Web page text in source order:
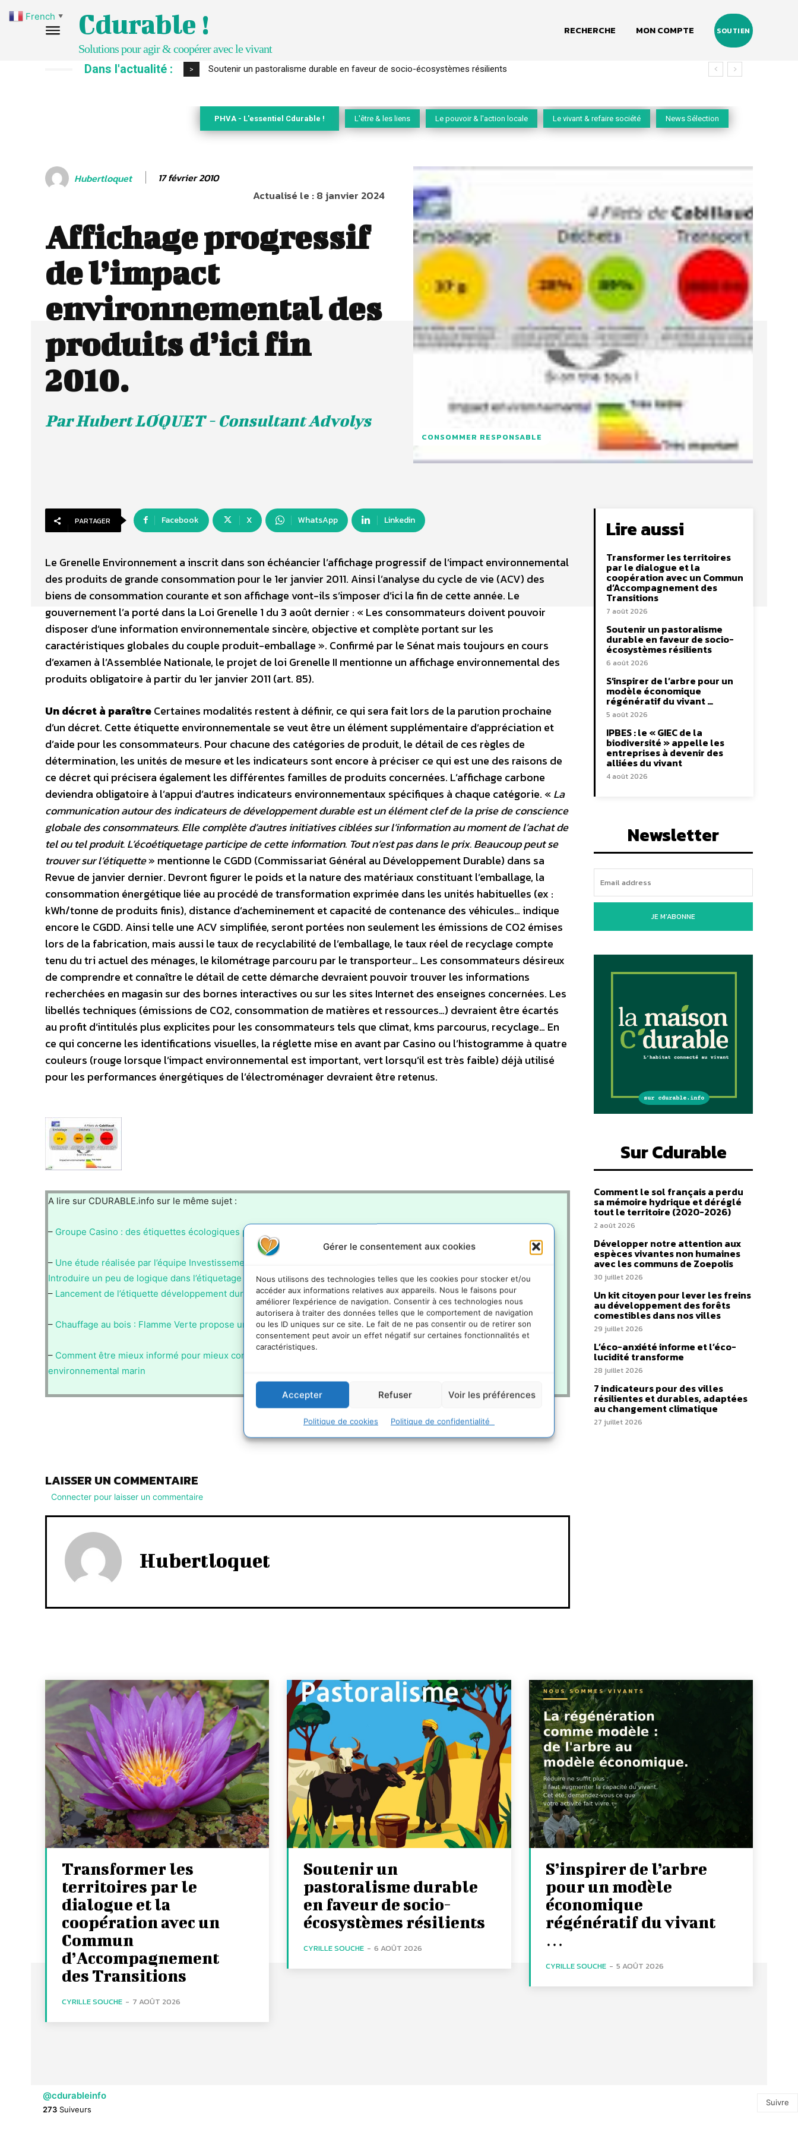
Gérer le consentement aux cookies
Nous utilisons des technologies telles que les cookies pour stocker et/ou
accéder aux informations relatives aux appareils. Nous le faisons pour
améliorer l’expérience de navigation. Consentir à ces technologies nous
autorisera à traiter des données telles que le comportement de navigation
ou les ID uniques sur ce site. Le fait de ne pas consentir ou de retirer son
consentement peut avoir un effet négatif sur certaines fonctionnalités et
caractéristiques.
Accepter Refuser Voir les préférences
Politique de cookies Politique de confidentialité
Cdurable !
Solutions pour agir & coopérer avec le vivant
RECHERCHE MON COMPTE SOUTIEN
Dans l'actualité : > S’inspirer de l’arbre pour un modèle économique régénératif du vivant …
PHVA - L'essentiel Cdurable ! L'être & les liens Le pouvoir & l'action locale Le vivant & refaire société News Sélection
Hubertloquet 17 février 2010
Actualisé le :8 janvier 2024
Affichage progressif
de l’impact
environnemental des
produits d’ici fin
2010.
Par Hubert LOQUET - Consultant Advolys
CONSOMMER RESPONSABLE
PARTAGER Facebook X WhatsApp Linkedin
Le Grenelle Environnement a inscrit dans son échéancier l’affichage progressif de l’impact environnemental
des produits de grande consommation pour le 1er janvier 2011. Ainsi l’analyse du cycle de vie (ACV) des
biens de consommation courante et son affichage vont-ils s’imposer d’ici la fin de cette année. Le
gouvernement l’a porté dans la Loi Grenelle 1 du 3 août dernier : « Les consommateurs doivent pouvoir
disposer d’une information environnementale sincère, objective et complète portant sur les
caractéristiques globales du couple produit-emballage ». Confirmé par le Sénat mais toujours en cours
d’examen à l’Assemblée Nationale, le projet de loi Grenelle II mentionne un affichage environnemental des
produits obligatoire à partir du 1er janvier 2011 (art. 85).
Un décret à paraîtreCertaines modalités restent à définir, ce qui sera fait lors de la parution prochaine
d’un décret. Cette étiquette environnementale se veut être un élément supplémentaire d’appréciation et
d’aide pour les consommateurs. Pour chacune des catégories de produit, le détail de ces règles de
détermination, les unités de mesure et les indicateurs sont encore à préciser ce qui est une des raisons de
ce décret qui précisera également les différentes familles de produits concernées. L’affichage carbone
deviendra obligatoire à l’appui d’autres indicateurs environnementaux spécifiques à chaque catégorie. «La
communication autour des indicateurs de développement durable est un élément clef de la prise de conscience
globale des consommateurs. Elle complète d’autres initiatives ciblées sur l’information au moment de l’achat de
tel ou tel produit. L’écoétiquetage participe de cette information. Tout n’est pas dans le prix. Beaucoup peut se
trouver sur l’étiquette» mentionne le CGDD (Commissariat Général au Développement Durable) dans sa
Revue de janvier dernier. Devront figurer le poids et la nature des matériaux constituant l’emballage, la
consommation énergétique liée au procédé de transformation exprimée dans les unités habituelles (ex :
kWh/tonne de produits finis), distance d’acheminement et capacité de contenance des véhicules… indique
encore le CGDD. Ainsi telle une ACV simplifiée, seront portées non seulement les émissions de CO2 émises
lors de la fabrication, mais aussi le taux de recyclabilité de l’emballage, le taux réel de recyclage compte
tenu du tri actuel des ménages, le kilométrage parcouru par le transporteur… Les consommateurs désireux
de comprendre et connaître le détail de cette démarche devraient pouvoir trouver les informations
recherchées en magasin sur des bornes interactives ou sur les sites Internet des enseignes concernées. Les
libellés techniques (émissions de CO2, consommation de matières et ressources…) devraient être écartés
au profit d’intitulés plus explicites pour les consommateurs tels que climat, kms parcourus, recyclage… En
ce qui concerne les identifications visuelles, la réglette mise en avant par Casino ou l’histogramme à quatre
couleurs (rouge lorsque l’impact environnemental est important, vert lorsqu’il est très faible) déjà utilisé
pour les performances énergétiques de l’électroménager devraient être retenus.
A lire sur CDURABLE.info sur le même sujet :
– Groupe Casino : des étiquettes écologiques pour mesurer l’impact environnemental des produits
– Une étude réalisée par l’équipe Investissement Responsable et Durable de Dexia AM. Qu’y-a-t-il dans un label ?
Introduire un peu de logique dans l’étiquetage durable dans le secteur de la distribution alimentaire
– Lancement de l’étiquette développement durable des produits d’épargne
– Chauffage au bois : Flamme Verte propose une nouvelle étiquette pour mieux informer les consommateurs
– Comment être mieux informé pour mieux consommer les produits de la mer ? Findus opte pour l’étiquetage
environnemental marin
LAISSER UN COMMENTAIRE
Connecter pour laisser un commentaire
Hubertloquet
Lire aussi
Transformer les territoires
par le dialogue et la
coopération avec un Commun
d’Accompagnement des
Transitions
7 août 2026
Soutenir un pastoralisme
durable en faveur de socio-
écosystèmes résilients
6 août 2026
S’inspirer de l’arbre pour un
modèle économique
régénératif du vivant …
5 août 2026
IPBES : le « GIEC de la
biodiversité » appelle les
entreprises à devenir des
alliées du vivant
4 août 2026
Newsletter
JE M'ABONNE
Sur Cdurable
Comment le sol français a perdu
sa mémoire hydrique et déréglé
tout le territoire (2020-2026)
2 août 2026
Développer notre attention aux
espèces vivantes non humaines
avec les communs de Zoepolis
30 juillet 2026
Un kit citoyen pour lever les freins
au développement des forêts
comestibles dans nos villes
29 juillet 2026
L’éco-anxiété informe et l’éco-
lucidité transforme
28 juillet 2026
7 indicateurs pour des villes
résilientes et durables, adaptées
au changement climatique
27 juillet 2026
Transformer les
territoires par le
dialogue et la
coopération avec un
Commun
d’Accompagnement
des Transitions
CYRILLE SOUCHE - 7 AOÛT 2026
Soutenir un
pastoralisme durable
en faveur de socio-
écosystèmes résilients
CYRILLE SOUCHE - 6 AOÛT 2026
S’inspirer de l’arbre
pour un modèle
économique
régénératif du vivant
…
CYRILLE SOUCHE - 5 AOÛT 2026
@cdurableinfo
273 Suiveurs
Suivre
French ▼